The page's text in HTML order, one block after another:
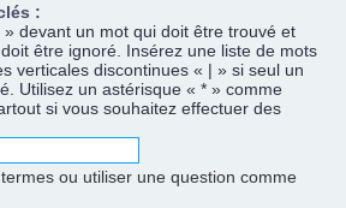
:
devant un mot qui doit être trouvé et
être ignoré. Insérez une liste de mots
verticales discontinues « | » si seul un
Utilisez un astérisque « * » comme
si vous souhaitez effectuer des
ou utiliser une question comme